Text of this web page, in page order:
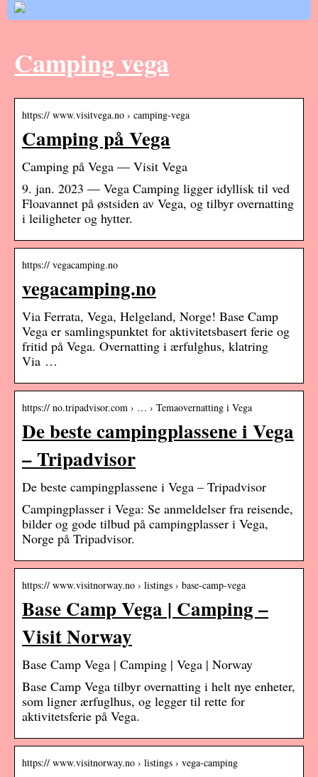
Camping vega
https:// www.visitvega.no › camping-vega
Camping på Vega
Camping på Vega — Visit Vega
9. jan. 2023 — Vega Camping ligger idyllisk til ved
Floavannet på østsiden av Vega, og tilbyr overnatting
i leiligheter og hytter.
https:// vegacamping.no
vegacamping.no
Via Ferrata, Vega, Helgeland, Norge! Base Camp
Vega er samlingspunktet for aktivitetsbasert ferie og
fritid på Vega. Overnatting i ærfulghus, klatring
Via …
https:// no.tripadvisor.com › … › Temaovernatting i Vega
De beste campingplassene i Vega
– Tripadvisor
De beste campingplassene i Vega – Tripadvisor
Campingplasser i Vega: Se anmeldelser fra reisende,
bilder og gode tilbud på campingplasser i Vega,
Norge på Tripadvisor.
https:// www.visitnorway.no › listings › base-camp-vega
Base Camp Vega | Camping –
Visit Norway
Base Camp Vega | Camping | Vega | Norway
Base Camp Vega tilbyr overnatting i helt nye enheter,
som ligner ærfuglhus, og legger til rette for
aktivitetsferie på Vega.
https:// www.visitnorway.no › listings › vega-camping